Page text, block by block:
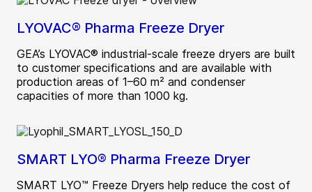
LYOVAC® Pharma Freeze Dryer
GEA’s LYOVAC® industrial-scale freeze dryers are built
to customer specifications and are available with
production areas of 1–60 m² and condenser
capacities of more than 1000 kg.
SMART LYO® Pharma Freeze Dryer
SMART LYO™ Freeze Dryers help reduce the cost of